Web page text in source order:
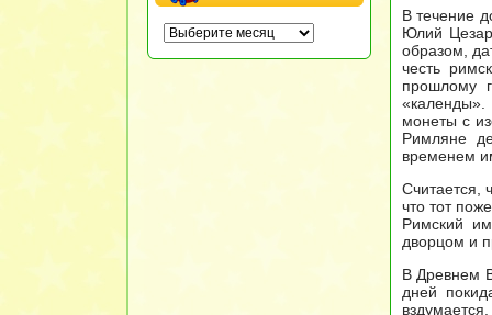
В течение
Юлий
образом,
честь
прошлому
монеты с
Римляне
временем
Считается,
что тот
Римский
дворцом и
В Древнем
дней